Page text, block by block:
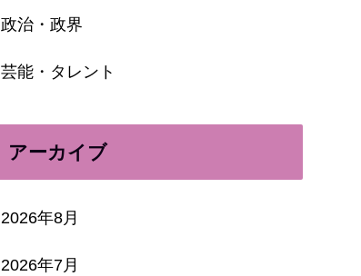
政治・政界
芸能・タレント
アーカイブ
2026年8月
2026年7月